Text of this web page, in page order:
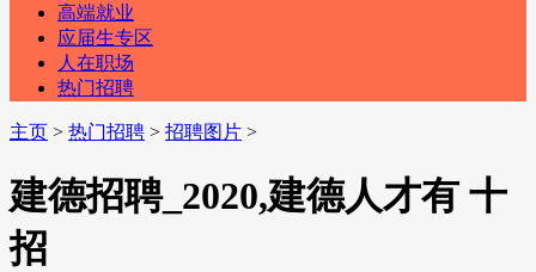
高端就业
应届生专区
人在职场
热门招聘
主页 > 热门招聘 > 招聘图片 >
建德招聘_2020,建德人才有 十
招